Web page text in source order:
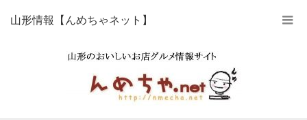
山形情報【んめちゃネット】